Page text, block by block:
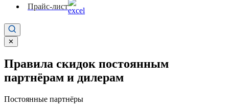
Прайс-лист
✕
Правила скидок постоянным
партнёрам и дилерам
Постоянные партнёры